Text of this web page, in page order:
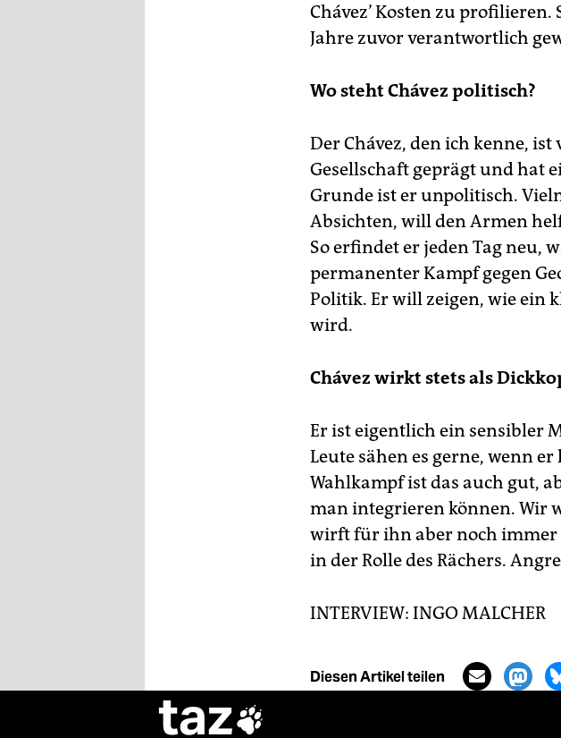
Chávez’ Kosten zu
Jahre zuvor verantwortlich
Wo steht Chávez politisch?
Der Chávez, den ich kenne,
Gesellschaft geprägt und hat
Grunde ist er unpolitisch.
Absichten, will den Armen
So erfindet er jeden Tag neu,
permanenter Kampf gegen
Politik. Er will zeigen, wie ein
wird.
Chávez wirkt stets als
Er ist eigentlich ein sensibler
Leute sähen es gerne, wenn
Wahlkampf ist das auch gut,
man integrieren können. Wir
wirft für ihn aber noch immer
in der Rolle des Rächers.
INTERVIEW: INGO MALCHER
Diesen Artikel teilen
taz